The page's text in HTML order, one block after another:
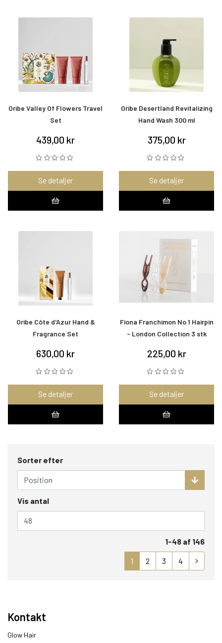
Oribe Valley Of Flowers Travel
Set
439,00 kr
Se detaljer
Oribe Desertland Revitalizing
Hand Wash 300 ml
375,00 kr
Se detaljer
Oribe Côte d'Azur Hand &
Fragrance Set
630,00 kr
Se detaljer
Fiona Franchimon No 1 Hairpin
- London Collection 3 stk
225,00 kr
Se detaljer
Sorter efter
Vis antal
1-48 af 146
1 2 3 4
Kontakt
Glow Hair